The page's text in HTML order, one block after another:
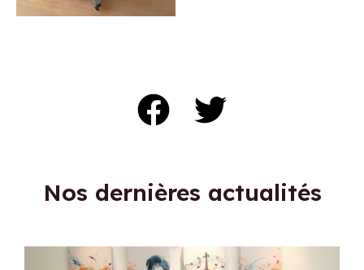
Nos dernières actualités